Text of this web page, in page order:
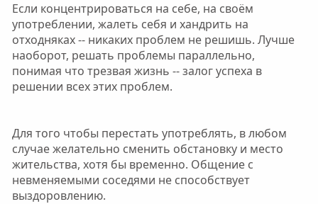
Если концентрироваться на себе, на своём
употреблении, жалеть себя и хандрить на
отходняках -- никаких проблем не решишь. Лучше
наоборот, решать проблемы параллельно,
понимая что трезвая жизнь -- залог успеха в
решении всех этих проблем.
Для того чтобы перестать употреблять, в любом
случае желательно сменить обстановку и место
жительства, хотя бы временно. Общение с
невменяемыми соседями не способствует
выздоровлению.